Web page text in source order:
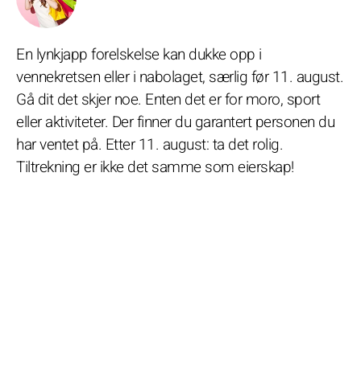
En lynkjapp forelskelse kan dukke opp i
vennekretsen eller i nabolaget, særlig før 11. august.
Gå dit det skjer noe. Enten det er for moro, sport
eller aktiviteter. Der finner du garantert personen du
har ventet på. Etter 11. august: ta det rolig.
Tiltrekning er ikke det samme som eierskap!